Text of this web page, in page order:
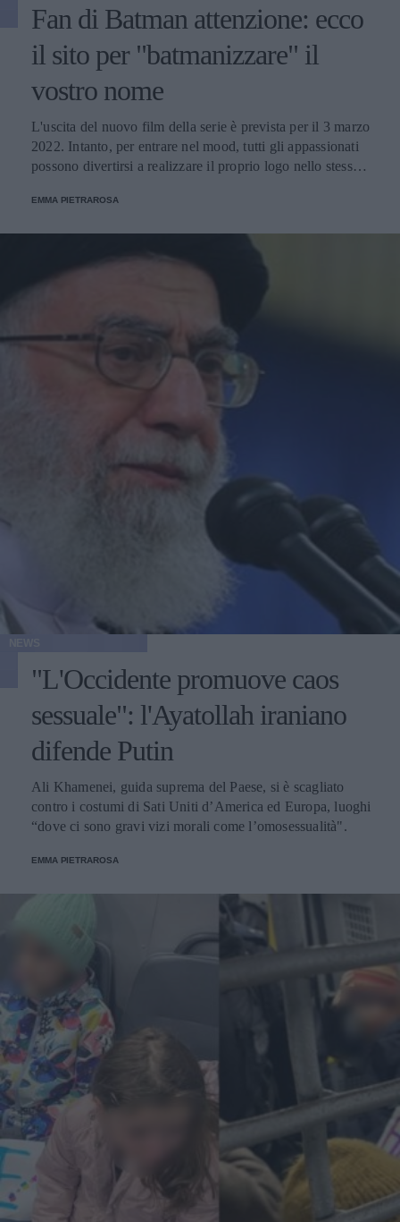
Fan di Batman attenzione: ecco
il sito per "batmanizzare" il
vostro nome
L'uscita del nuovo film della serie è prevista per il 3 marzo
2022. Intanto, per entrare nel mood, tutti gli appassionati
possono divertirsi a realizzare il proprio logo nello stesso
EMMA PIETRAROSA
"L'Occidente promuove caos
sessuale": l'Ayatollah iraniano
difende Putin
Ali Khamenei, guida suprema del Paese, si è scagliato
contro i costumi di Sati Uniti d’America ed Europa, luoghi
“dove ci sono gravi vizi morali come l’omosessualità".
EMMA PIETRAROSA